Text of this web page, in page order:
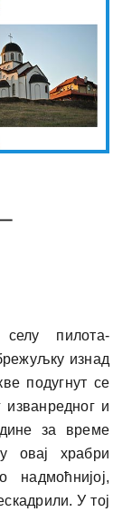
пилота-
изнад
подугнут се
и
за време
овај храбри
надмоћнијој,
У тој